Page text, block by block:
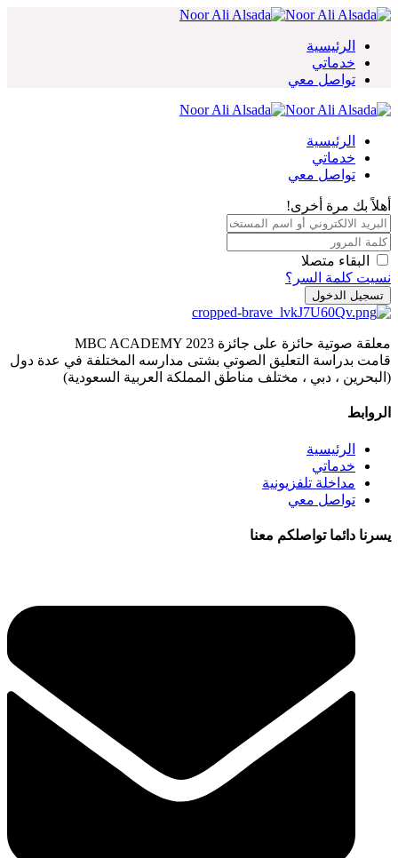
Skip
content الرئيسية
خدماتي
تواصل معي
الرئيسية
خدماتي
تواصل معي
أهلاً بك مرة أخرى!
البقاء متصلا
نسيت كلمة السر؟
تسجيل الدخول
معلقة صوتية حائزة على جائزة MBC ACADEMY 2023
قامت بدراسة التعليق الصوتي بشتى مدارسه المختلفة في عدة دول
(البحرين ، دبي ، مختلف مناطق المملكة العربية السعودية)
الروابط
الرئيسية
خدماتي
مداخلة تلفزيونية
تواصل معي
يسرنا دائما تواصلكم معنا